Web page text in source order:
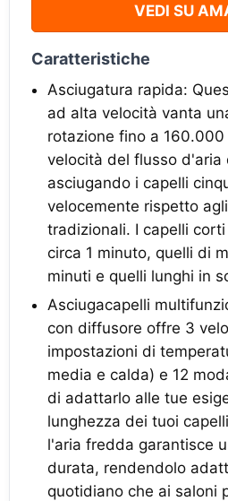
VEDI SU
Caratteristiche
Asciugatura rapida:
ad alta velocità vanta
rotazione fino a
velocità del flusso d'aria
asciugando i capelli
velocemente rispetto
tradizionali. I capelli
circa 1 minuto, quelli di
minuti e quelli lunghi in
Asciugacapelli
con diffusore offre 3
impostazioni di
media e calda) e 12
di adattarlo alle tue
lunghezza dei tuoi
l'aria fredda garantisce
durata, rendendolo
quotidiano che ai saloni